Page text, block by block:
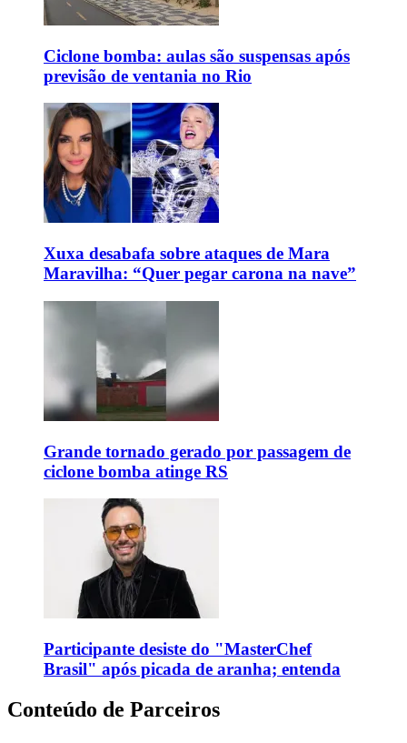
Ciclone bomba: aulas são suspensas após
previsão de ventania no Rio
Xuxa desabafa sobre ataques de Mara
Maravilha: “Quer pegar carona na nave”
Grande tornado gerado por passagem de
ciclone bomba atinge RS
Participante desiste do "MasterChef
Brasil" após picada de aranha; entenda
Conteúdo de Parceiros